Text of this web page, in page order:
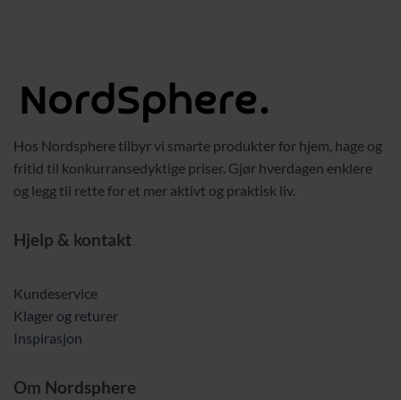
Hos Nordsphere tilbyr vi smarte produkter for hjem, hage og
fritid til konkurransedyktige priser. Gjør hverdagen enklere
og legg til rette for et mer aktivt og praktisk liv.
Hjelp & kontakt
Kundeservice
Klager og returer
Inspirasjon
Om Nordsphere